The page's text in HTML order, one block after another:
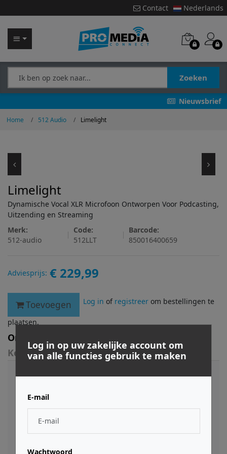
Contact Nederlands
Zoeken
Nieuwsbrief
Home 512 Audio Limelight
Limelight
Dynamische Vocal XLR Microfoon Ontworpen Voor Podcasting,
Uitzending en Streaming
Merk:
512-audio
Code:
512LLT
Barcode:
850016400659
Adviesprijs: € 229,99
Toevoegen Log in of registreerom bestellingen te
plaatsen.
Omschrijving
Kenmerken
professionele, hypercardioïde capsule levert
afstand voor op spraak gerichte podcasts,
uitzendingen en livestreams. Het smalle
Log in op uw zakelijke account om
van alle functies gebruik te maken
E-mail
Wachtwoord